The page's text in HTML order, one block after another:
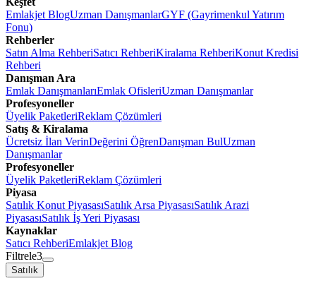
Emlakjet BlogUzman DanışmanlarGYF (Gayrimenkul Yatırım
Fonu)
Rehberler
Satın Alma RehberiSatıcı RehberiKiralama RehberiKonut Kredisi
Rehberi
Danışman Ara
Emlak DanışmanlarıEmlak OfisleriUzman Danışmanlar
Profesyoneller
Üyelik PaketleriReklam Çözümleri
Satış & Kiralama
Ücretsiz İlan VerinDeğerini ÖğrenDanışman BulUzman
Danışmanlar
Profesyoneller
Üyelik PaketleriReklam Çözümleri
Piyasa
Satılık Konut PiyasasıSatılık Arsa PiyasasıSatılık Arazi
PiyasasıSatılık İş Yeri Piyasası
Kaynaklar
Satıcı RehberiEmlakjet Blog
Filtrele3
Satılık